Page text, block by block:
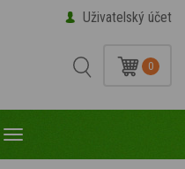
Uživatelský účet
0
Menu